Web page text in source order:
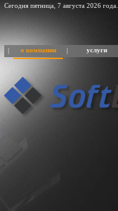
Сегодня пятница, 7 августа 2026
о компании услуги